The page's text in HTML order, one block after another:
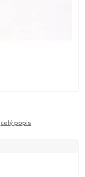
celý popis